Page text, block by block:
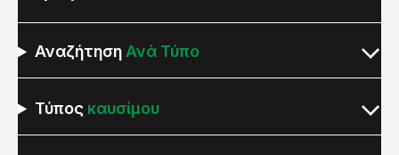
ΑναζήτησηΑνά Τύπο
Τύπος καυσίμου